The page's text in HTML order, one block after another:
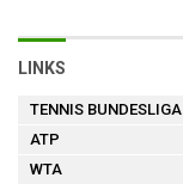
LINKS
TENNIS BUNDESLIGA
ATP
WTA